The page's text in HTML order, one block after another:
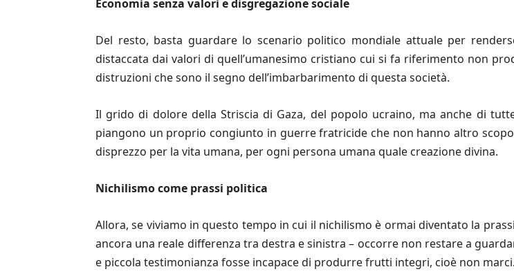
Economia senza valori e disgregazione sociale
Del resto, basta guardare lo scenario politico mondiale attuale per
distaccata dai valori di quell’umanesimo cristiano cui si fa riferimento non
distruzioni che sono il segno dell’imbarbarimento di questa società.
Il grido di dolore della Striscia di Gaza, del popolo ucraino, ma anche di
piangono un proprio congiunto in guerre fratricide che non hanno altro
disprezzo per la vita umana, per ogni persona umana quale creazione divina.
Nichilismo come prassi politica
Allora, se viviamo in questo tempo in cui il nichilismo è ormai diventato la
ancora una reale differenza tra destra e sinistra – occorre non restare a
e piccola testimonianza fosse incapace di produrre frutti integri, cioè non marci.